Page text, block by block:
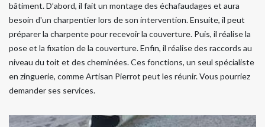
bâtiment. D’abord, il fait un montage des échafaudages et aura
besoin d'un charpentier lors de son intervention. Ensuite, il peut
préparer la charpente pour recevoir la couverture. Puis, il réalise la
pose et la fixation de la couverture. Enfin, il réalise des raccords au
niveau du toit et des cheminées. Ces fonctions, un seul spécialiste
en zinguerie, comme Artisan Pierrot peut les réunir. Vous pourriez
demander ses services.